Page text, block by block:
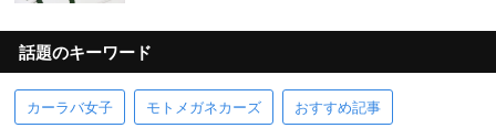
話題のキーワード
カーラバ女子 モトメガネカーズ おすすめ記事